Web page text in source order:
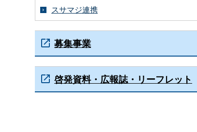
スサマジ連携
募集事業
啓発資料・広報誌・リーフレット